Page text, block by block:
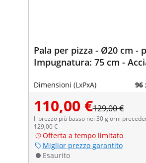
Pala per pizza - Ø20 cm -
Impugnatura: 75 cm -
Dimensioni (LxPxA) 96
110,00 €129,00 €
Il prezzo più basso nei 30 giorni
129,00 €
Offerta a tempo limitato
Miglior prezzo garantito
Esaurito